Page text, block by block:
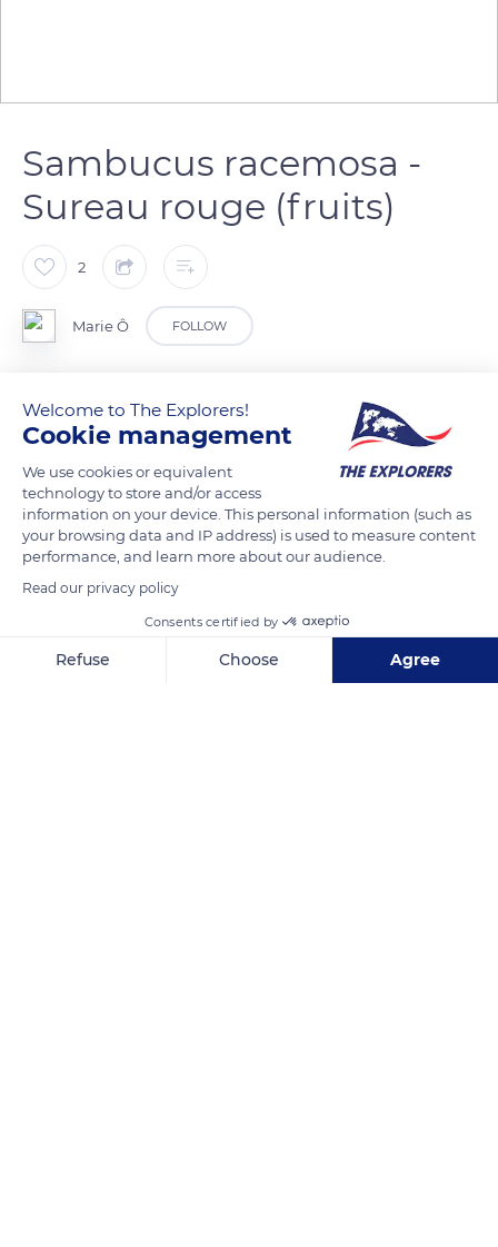
Sambucus racemosa -
Sureau rouge (fruits)
2
Marie Ô FOLLOW
montagne, sont des baies rouges. Cuits et mélangés à
d’autres fruits de la forêt, ils sont utilisés pour préparer des
confitures, des gelées et des marmelades. Fermentés, ils
permettent d’obtenir une eau-de-vie par distillation.
Les fruits non mûrs sont légèrement toxiques, entraînant des
troubles digestifs.
TRANSLATE
Welcome to The Explorers!
Cookie management
We use cookies or equivalent
technology to store and/or access
information on your device. This personal information (such as
your browsing data and IP address) is used to measure content
performance, and learn more about our audience.
Read our privacy policy
Consents certified by
Refuse Choose Agree